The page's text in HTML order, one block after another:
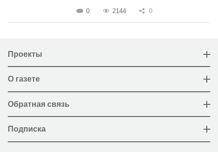
0 2144 0
Проекты
О газете
Обратная связь
Подписка